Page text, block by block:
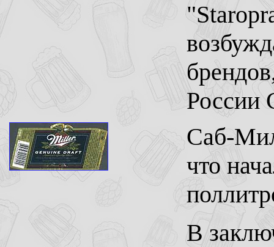
России
Саб-
что
В